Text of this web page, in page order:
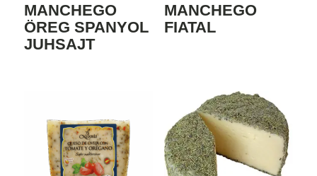
MANCHEGO
ÖREG SPANYOL
JUHSAJT
MANCHEGO
FIATAL